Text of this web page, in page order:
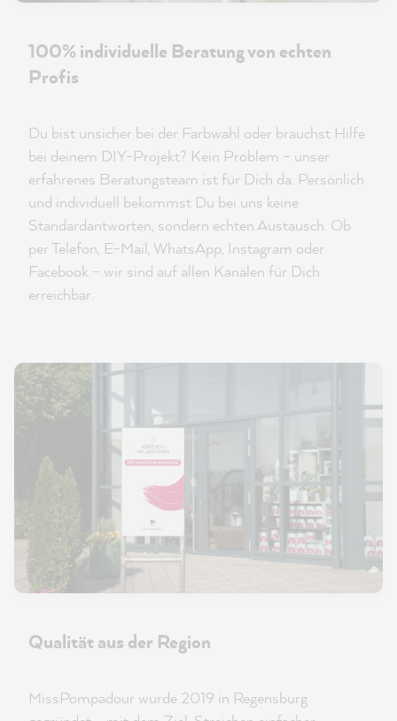
100% individuelle Beratung von echten
Profis
Du bist unsicher bei der Farbwahl oder brauchst Hilfe
bei deinem DIY-Projekt? Kein Problem – unser
erfahrenes Beratungsteam ist für Dich da. Persönlich
und individuell bekommst Du bei uns keine
Standardantworten, sondern echten Austausch. Ob
per Telefon, E-Mail, WhatsApp, Instagram oder
Facebook – wir sind auf allen Kanälen für Dich
erreichbar.
Qualität aus der Region
MissPompadour wurde 2019 in Regensburg